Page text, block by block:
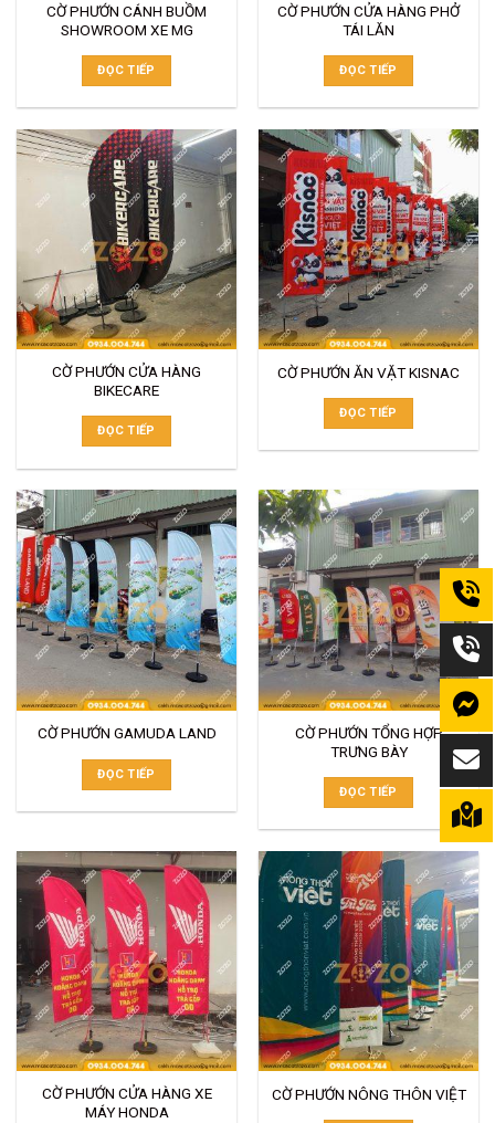
CỜ PHƯỚN CÁNH BUỒM
SHOWROOM XE MG
ĐỌC TIẾP
CỜ PHƯỚN CỬA HÀNG PHỞ
TÁI LĂN
ĐỌC TIẾP
CỜ PHƯỚN CỬA HÀNG
BIKECARE
ĐỌC TIẾP
CỜ PHƯỚN ĂN VẶT KISNAC
ĐỌC TIẾP
CỜ PHƯỚN GAMUDA LAND
ĐỌC TIẾP
CỜ PHƯỚN TỔNG HỢP
TRƯNG BÀY
ĐỌC TIẾP
CỜ PHƯỚN CỬA HÀNG XE
MÁY HONDA
CỜ PHƯỚN NÔNG THÔN VIỆT